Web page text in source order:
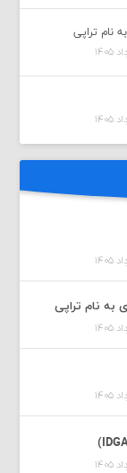
نام تراپی
به نام تراپی